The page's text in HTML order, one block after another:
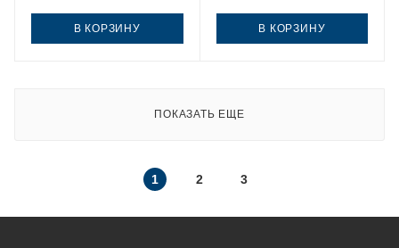
В КОРЗИНУ В КОРЗИНУ
ПОКАЗАТЬ ЕЩЕ
1 2 3